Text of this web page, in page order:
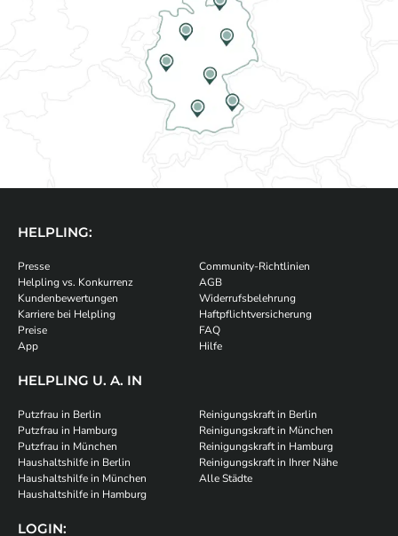
HELPLING:
Presse
Helpling vs. Konkurrenz
Kundenbewertungen
Karriere bei Helpling
Preise
App
Community-Richtlinien
AGB
Widerrufsbelehrung
Haftpflichtversicherung
FAQ
Hilfe
HELPLING U. A. IN
Putzfrau in Berlin
Putzfrau in Hamburg
Putzfrau in München
Haushaltshilfe in Berlin
Haushaltshilfe in München
Haushaltshilfe in Hamburg
Reinigungskraft in Berlin
Reinigungskraft in München
Reinigungskraft in Hamburg
Reinigungskraft in Ihrer Nähe
Alle Städte
LOGIN: